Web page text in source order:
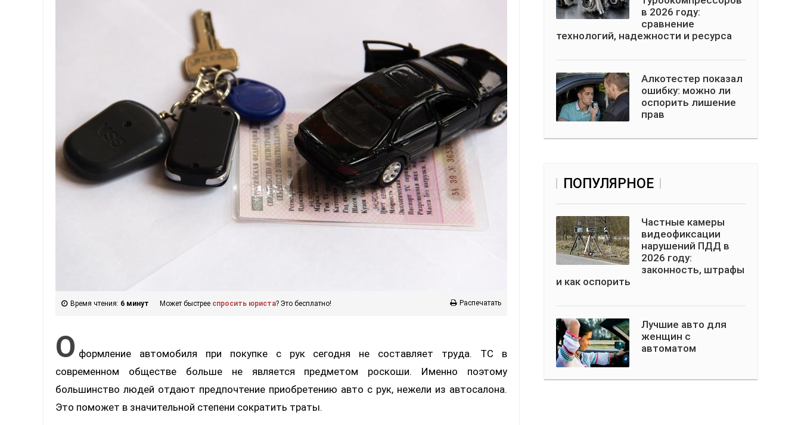
Время чтения: 6 минут Может быстрее спросить юриста? Это бесплатно! Распечатать
О формление автомобиля при покупке с рук сегодня не составляет труда. ТС в
современном обществе больше не является предметом роскоши. Именно поэтому
большинство людей отдают предпочтение приобретению авто с рук, нежели из автосалона.
Это поможет в значительной степени сократить траты.
в 2026 году:
сравнение
технологий, надежности и ресурса
Алкотестер показал
ошибку: можно ли
оспорить лишение
прав
ПОПУЛЯРНОЕ
Частные камеры
видеофиксации
нарушений ПДД в
2026 году:
законность, штрафы
и как оспорить
Лучшие авто для
женщин с
автоматом